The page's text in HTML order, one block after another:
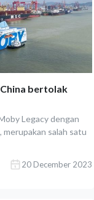
bertolak
Legacy dengan
salah satu
20 December 2023